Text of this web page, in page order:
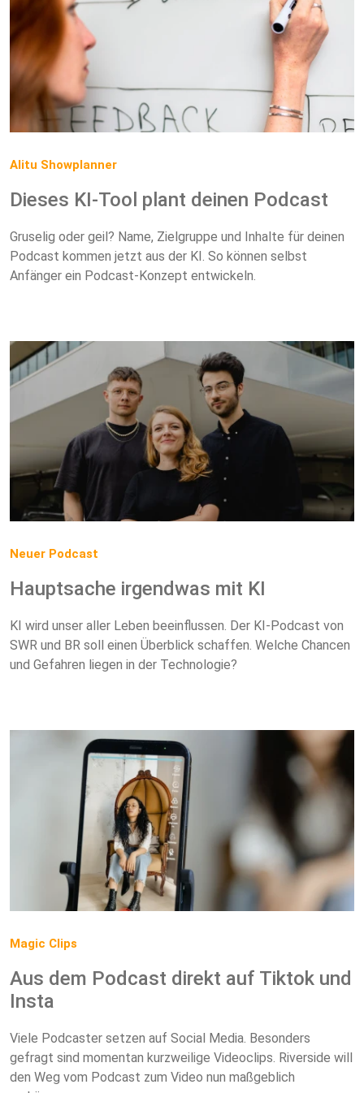
Alitu Showplanner
Dieses KI-Tool plant deinen Podcast
Gruselig oder geil? Name, Zielgruppe und Inhalte für deinen
Podcast kommen jetzt aus der KI. So können selbst
Anfänger ein Podcast-Konzept entwickeln.
Neuer Podcast
Hauptsache irgendwas mit KI
KI wird unser aller Leben beeinflussen. Der KI-Podcast von
SWR und BR soll einen Überblick schaffen. Welche Chancen
und Gefahren liegen in der Technologie?
Magic Clips
Aus dem Podcast direkt auf Tiktok und
Insta
Viele Podcaster setzen auf Social Media. Besonders
gefragt sind momentan kurzweilige Videoclips. Riverside will
den Weg vom Podcast zum Video nun maßgeblich